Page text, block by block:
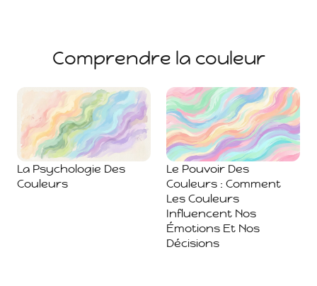
Comprendre la couleur
La Psychologie Des
Couleurs
Le Pouvoir Des
Couleurs : Comment
Les Couleurs
Influencent Nos
Émotions Et Nos
Décisions